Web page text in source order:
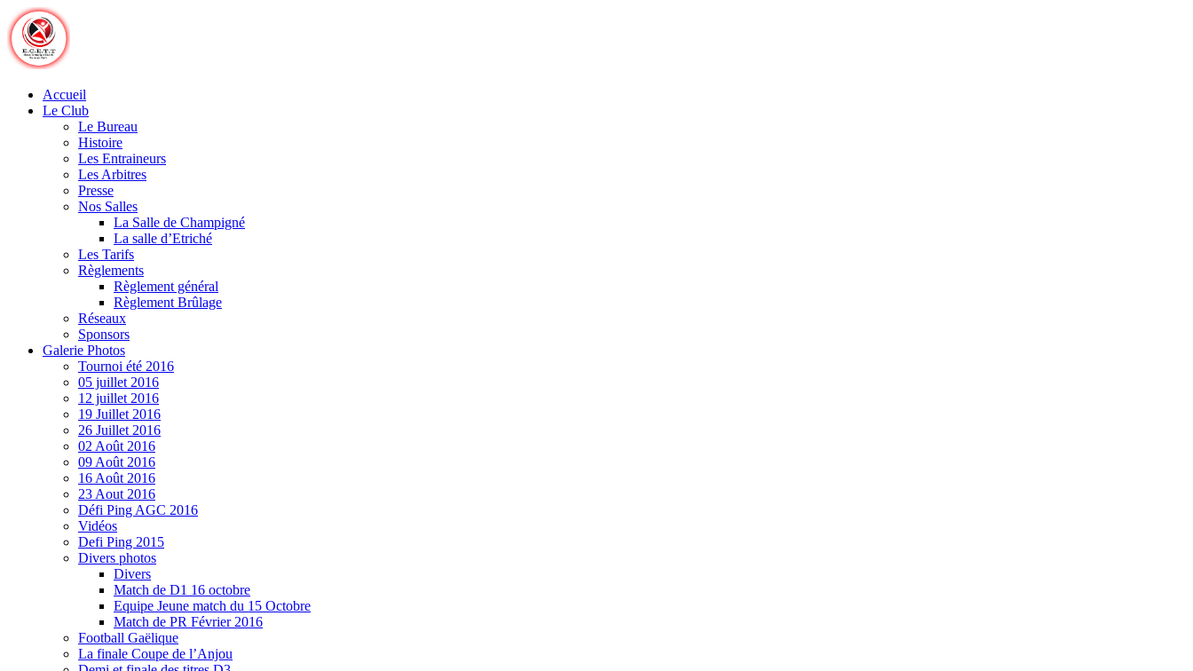
Skip
to
content
Accueil
Le Club
Le Bureau
Histoire
Les Entraineurs
Les Arbitres
Presse
Nos Salles
La Salle de Champigné
La salle d’Etriché
Les Tarifs
Règlements
Règlement général
Règlement Brûlage
Réseaux
Sponsors
Galerie Photos
Tournoi été 2016
05 juillet 2016
12 juillet 2016
19 Juillet 2016
26 Juillet 2016
02 Août 2016
09 Août 2016
16 Août 2016
23 Aout 2016
Défi Ping AGC 2016
Vidéos
Defi Ping 2015
Divers photos
Divers
Match de D1 16 octobre
Equipe Jeune match du 15 Octobre
Match de PR Février 2016
Football Gaëlique
La finale Coupe de l’Anjou